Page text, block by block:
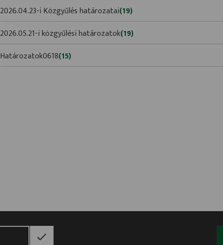
2026.04.23-i Közgyűlés határozatai(19)
2026.05.21-i közgyűlési határozatok(19)
Határozatok0618(15)